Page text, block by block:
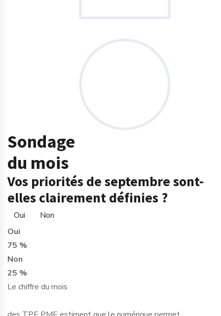
Sondage
du mois
Vos priorités de septembre sont-
elles clairement définies ?
Oui
Non
Oui
75 %
Non
25 %
Le chiffre du mois